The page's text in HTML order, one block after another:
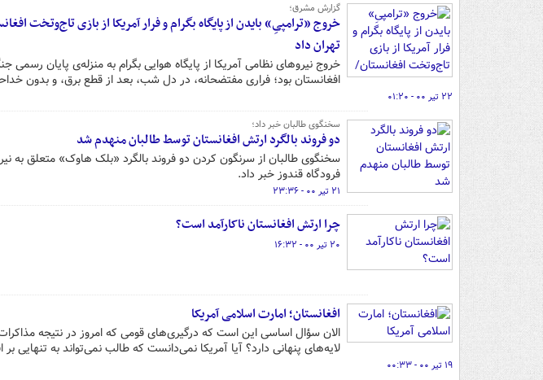
گزارش مشرق؛
خروج «ترامپیِ» بایدن از پایگاه بگرام و فرار آمریکا از بازی تاج‌وتخت
تهران داد
خروج نیروهای نظامی آمریکا از پایگاه هوایی بگرام به منزله‌ی پایان رسمی
افغانستان بود؛ فراری مفتضحانه، در دل شب، بعد از قطع برق، و بدون
۲۲ تیر ۰۰ - ۰۱:۲۰
سخنگوی طالبان خبر داد؛
دو فروند بالگرد ارتش افغانستان توسط طالبان منهدم شد
سخنگوی طالبان از سرنگون کردن دو فروند بالگرد «بلک هاوک» متعلق به
فرودگاه قندوز خبر داد.
۲۱ تیر ۰۰ - ۲۳:۳۶
چرا ارتش افغانستان ناکارآمد است؟
۲۰ تیر ۰۰ - ۱۶:۳۲
افغانستان؛ امارت اسلامی آمریکا
الان سؤال اساسی این است که درگیری‌های قومی که امروز در نتیجه
لایه‌های پنهانی دارد؟ آیا آمریکا نمی‌دانست که طالب نمی‌تواند به تنهایی
۱۹ تیر ۰۰ - ۰۰:۳۳